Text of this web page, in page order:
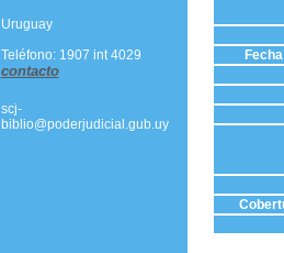
Uruguay
Teléfono: 1907 int 4029
contacto
scj-
biblio@poderjudicial.gub.uy